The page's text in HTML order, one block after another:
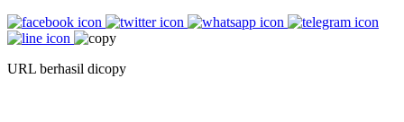
URL berhasil dicopy